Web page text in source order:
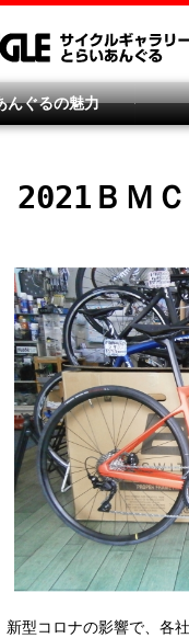
んぐるの魅力
2021ＢＭ
新型コロナの影響で、各